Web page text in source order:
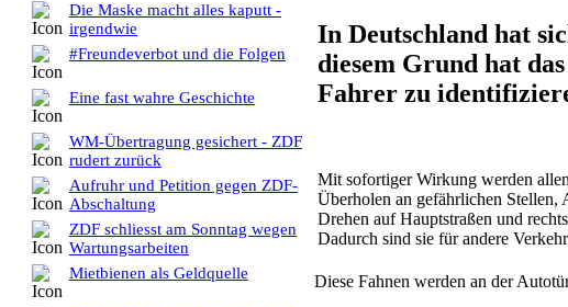
Die Maske macht alles kaputt -
irgendwie
#Freundeverbot und die Folgen
Eine fast wahre Geschichte
WM-Übertragung gesichert - ZDF
rudert zurück
Aufruhr und Petition gegen ZDF-
Abschaltung
ZDF schliesst am Sonntag wegen
Wartungsarbeiten
Mietbienen als Geldquelle
In Deutschland hat
diesem Grund hat
Fahrer zu
Mit sofortiger Wirkung werden
Überholen an gefährlichen Stellen,
Drehen auf Hauptstraßen und
Dadurch sind sie für andere
Diese Fahnen werden an der